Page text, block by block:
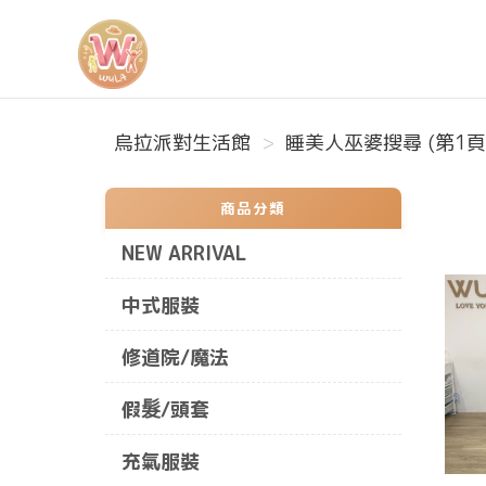
烏拉派對生活館
烏拉派對生活館
睡美人巫婆搜尋 (第1
商品分類
NEW ARRIVAL
中式服裝
修道院/魔法
假髮/頭套
充氣服裝